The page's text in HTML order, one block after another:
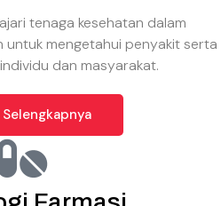
tenaga kesehatan dalam
untuk mengetahui penyakit serta
dan masyarakat.